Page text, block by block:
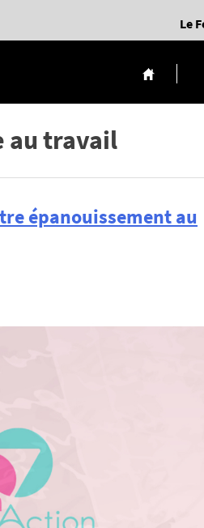
Le
au travail
épanouissement au